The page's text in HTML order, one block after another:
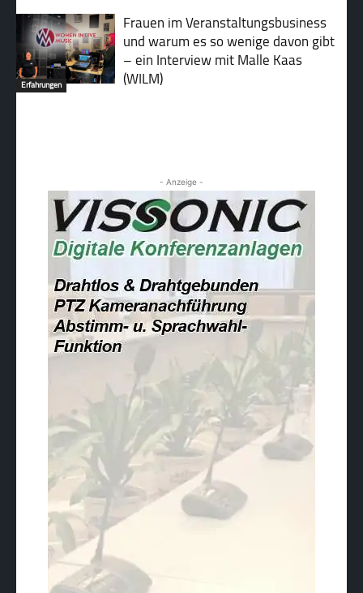
Erfahrungen
Frauen im Veranstaltungsbusiness
und warum es so wenige davon gibt
– ein Interview mit Malle Kaas
(WILM)
- Anzeige -